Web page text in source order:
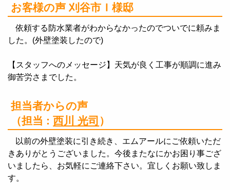
お客様の声 刈谷市Ｉ様邸
依頼する防水業者がわからなかったのでついでに頼みま
した。(外壁塗装したので)
【スタッフへのメッセージ】天気が良く工事が順調に進み
御苦労さまでした。
担当者からの声
（担当 :西川 光司 ）
以前の外壁塗装に引き続き、エムアールにご依頼いただ
きありがとうございました。今後またなにかお困り事ござ
いましたら、お気軽にご連絡下さい。宜しくお願い致しま
す。